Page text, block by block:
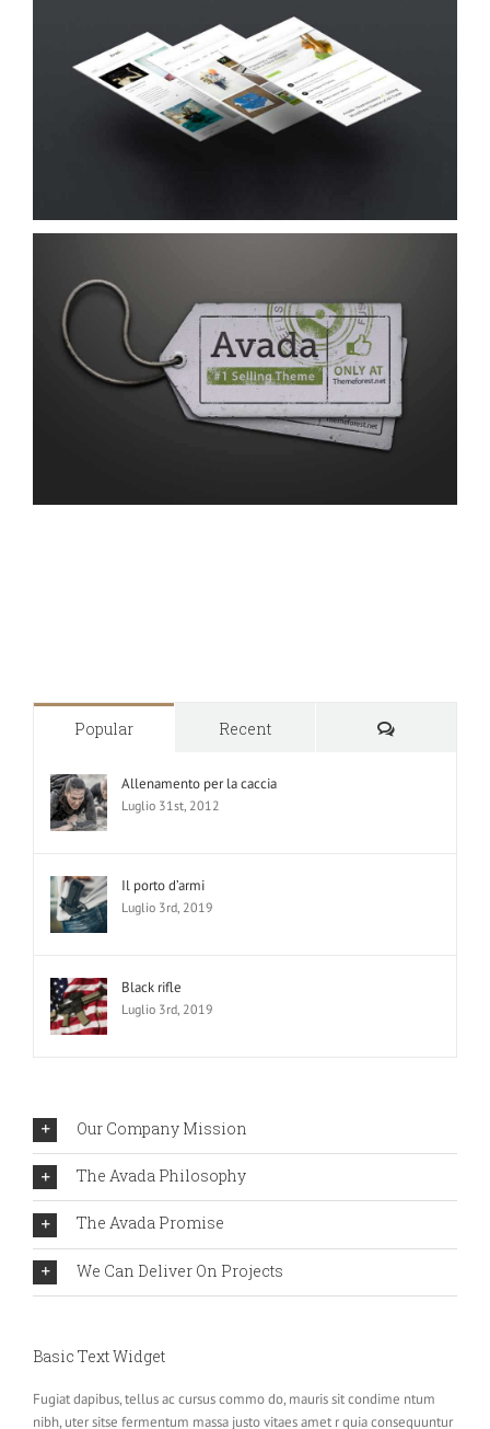
Popular Recent Commenti
Allenamento per la caccia
Luglio 31st, 2012
Il porto d’armi
Luglio 3rd, 2019
Black rifle
Luglio 3rd, 2019
Our Company Mission
The Avada Philosophy
The Avada Promise
We Can Deliver On Projects
Basic Text Widget
Fugiat dapibus, tellus ac cursus commo do, mauris sit condime ntum
nibh, uter sitse fermentum massa justo vitaes amet r quia consequuntur